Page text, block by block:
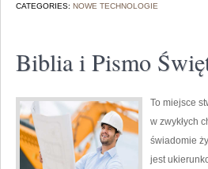
CATEGORIES: NOWE TECHNOLOGIE
Biblia i Pismo
To miejsce
w zwykłych
świadomie
jest